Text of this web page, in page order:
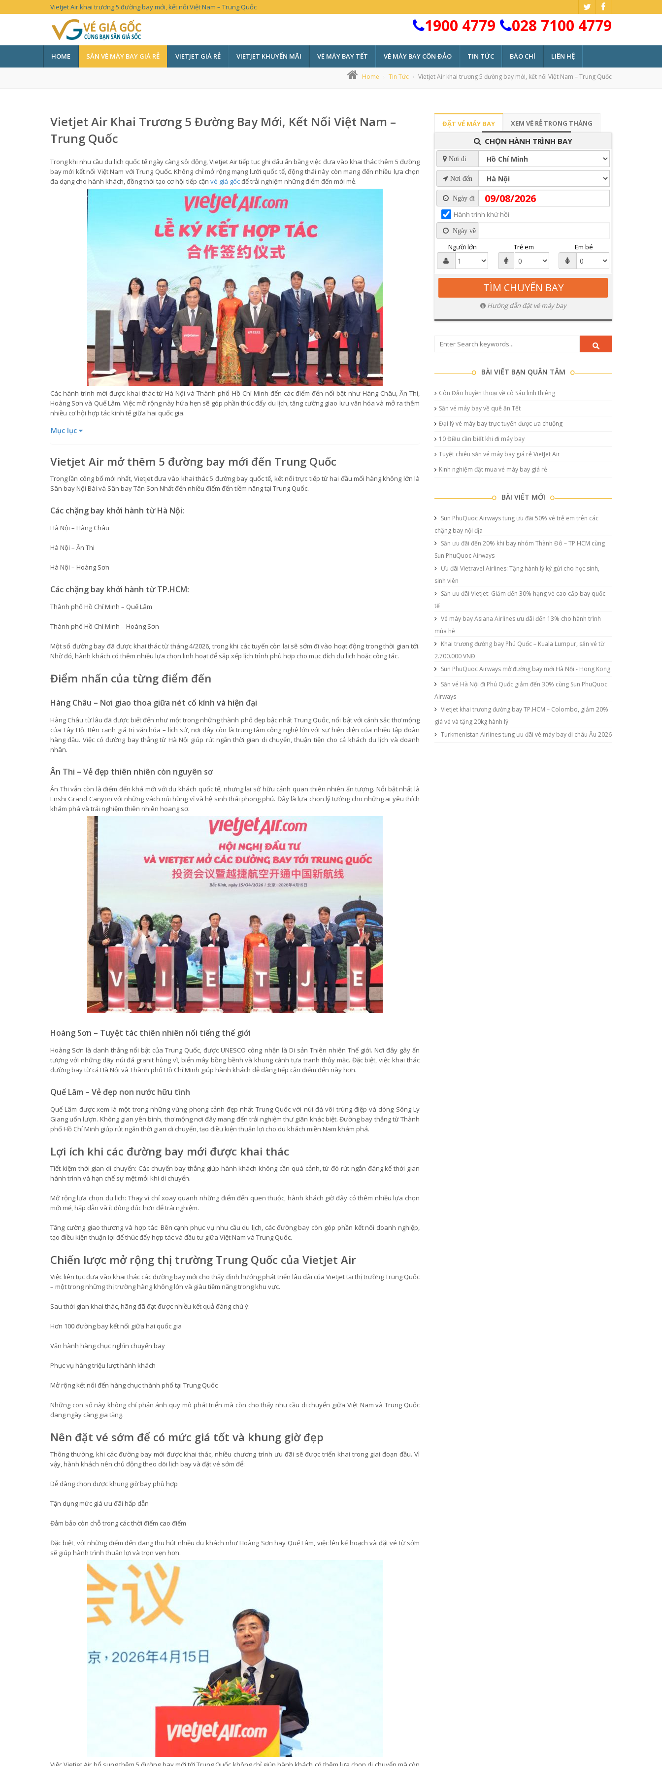
Vietjet Air khai trương 5 đường bay mới, kết nối Việt Nam – Trung Quốc
1900 4779 028 7100 4779
HOME SĂN VÉ MÁY BAY GIÁ RẺ VIETJET GIÁ RẺ VIETJET KHUYẾN MÃI VÉ MÁY BAY TẾT VÉ MÁY BAY CÔN ĐẢO TIN TỨC BÁO CHÍ LIÊN HỆ
Home Tin Tức Vietjet Air khai trương 5 đường bay mới, kết nối Việt Nam – Trung Quốc
Vietjet Air Khai Trương 5 Đường Bay Mới, Kết Nối Việt Nam –
Trung Quốc
Trong khi nhu cầu du lịch quốc tế ngày càng sôi động, Vietjet Air tiếp tục ghi dấu ấn bằng việc đưa vào khai thác thêm 5 đường
bay mới kết nối Việt Nam với Trung Quốc. Không chỉ mở rộng mạng lưới quốc tế, động thái này còn mang đến nhiều lựa chọn
đa dạng cho hành khách, đồng thời tạo cơ hội tiếp cận vé giá gốcđể trải nghiệm những điểm đến mới mẻ.
Các hành trình mới được khai thác từ Hà Nội và Thành phố Hồ Chí Minh đến các điểm đến nổi bật như Hàng Châu, Ân Thi,
Hoàng Sơn và Quế Lâm. Việc mở rộng này hứa hẹn sẽ góp phần thúc đẩy du lịch, tăng cường giao lưu văn hóa và mở ra thêm
nhiều cơ hội hợp tác kinh tế giữa hai quốc gia.
Mục lục
Vietjet Air mở thêm 5 đường bay mới đến Trung Quốc
Trong lần công bố mới nhất, Vietjet đưa vào khai thác 5 đường bay quốc tế, kết nối trực tiếp từ hai đầu mối hàng không lớn là
Sân bay Nội Bài và Sân bay Tân Sơn Nhất đến nhiều điểm đến tiềm năng tại Trung Quốc.
Các chặng bay khởi hành từ Hà Nội:
Hà Nội – Hàng Châu
Hà Nội – Ân Thi
Hà Nội – Hoàng Sơn
Các chặng bay khởi hành từ TP.HCM:
Thành phố Hồ Chí Minh – Quế Lâm
Thành phố Hồ Chí Minh – Hoàng Sơn
Một số đường bay đã được khai thác từ tháng 4/2026, trong khi các tuyến còn lại sẽ sớm đi vào hoạt động trong thời gian tới.
Nhờ đó, hành khách có thêm nhiều lựa chọn linh hoạt để sắp xếp lịch trình phù hợp cho mục đích du lịch hoặc công tác.
Điểm nhấn của từng điểm đến
Hàng Châu – Nơi giao thoa giữa nét cổ kính và hiện đại
Hàng Châu từ lâu đã được biết đến như một trong những thành phố đẹp bậc nhất Trung Quốc, nổi bật với cảnh sắc thơ mộng
của Tây Hồ. Bên cạnh giá trị văn hóa – lịch sử, nơi đây còn là trung tâm công nghệ lớn với sự hiện diện của nhiều tập đoàn
hàng đầu. Việc có đường bay thẳng từ Hà Nội giúp rút ngắn thời gian di chuyển, thuận tiện cho cả khách du lịch và doanh
nhân.
Ân Thi – Vẻ đẹp thiên nhiên còn nguyên sơ
Ân Thi vẫn còn là điểm đến khá mới với du khách quốc tế, nhưng lại sở hữu cảnh quan thiên nhiên ấn tượng. Nổi bật nhất là
Enshi Grand Canyon với những vách núi hùng vĩ và hệ sinh thái phong phú. Đây là lựa chọn lý tưởng cho những ai yêu thích
khám phá và trải nghiệm thiên nhiên hoang sơ.
Hoàng Sơn – Tuyệt tác thiên nhiên nổi tiếng thế giới
Hoàng Sơn là danh thắng nổi bật của Trung Quốc, được UNESCO công nhận là Di sản Thiên nhiên Thế giới. Nơi đây gây ấn
tượng với những dãy núi đá granit hùng vĩ, biển mây bồng bềnh và khung cảnh tựa tranh thủy mặc. Đặc biệt, việc khai thác
đường bay từ cả Hà Nội và Thành phố Hồ Chí Minh giúp hành khách dễ dàng tiếp cận điểm đến này hơn.
Quế Lâm – Vẻ đẹp non nước hữu tình
Quế Lâm được xem là một trong những vùng phong cảnh đẹp nhất Trung Quốc với núi đá vôi trùng điệp và dòng Sông Ly
Giang uốn lượn. Không gian yên bình, thơ mộng nơi đây mang đến trải nghiệm thư giãn khác biệt. Đường bay thẳng từ Thành
phố Hồ Chí Minh giúp rút ngắn thời gian di chuyển, tạo điều kiện thuận lợi cho du khách miền Nam khám phá.
Lợi ích khi các đường bay mới được khai thác
Tiết kiệm thời gian di chuyển: Các chuyến bay thẳng giúp hành khách không cần quá cảnh, từ đó rút ngắn đáng kể thời gian
hành trình và hạn chế sự mệt mỏi khi di chuyển.
Mở rộng lựa chọn du lịch: Thay vì chỉ xoay quanh những điểm đến quen thuộc, hành khách giờ đây có thêm nhiều lựa chọn
mới mẻ, hấp dẫn và ít đông đúc hơn để trải nghiệm.
Tăng cường giao thương và hợp tác: Bên cạnh phục vụ nhu cầu du lịch, các đường bay còn góp phần kết nối doanh nghiệp,
tạo điều kiện thuận lợi để thúc đẩy hợp tác và đầu tư giữa Việt Nam và Trung Quốc.
Chiến lược mở rộng thị trường Trung Quốc của Vietjet Air
Việc liên tục đưa vào khai thác các đường bay mới cho thấy định hướng phát triển lâu dài của Vietjet tại thị trường Trung Quốc
– một trong những thị trường hàng không lớn và giàu tiềm năng trong khu vực.
Sau thời gian khai thác, hãng đã đạt được nhiều kết quả đáng chú ý:
Hơn 100 đường bay kết nối giữa hai quốc gia
Vận hành hàng chục nghìn chuyến bay
Phục vụ hàng triệu lượt hành khách
Mở rộng kết nối đến hàng chục thành phố tại Trung Quốc
Những con số này không chỉ phản ánh quy mô phát triển mà còn cho thấy nhu cầu di chuyển giữa Việt Nam và Trung Quốc
đang ngày càng gia tăng.
Nên đặt vé sớm để có mức giá tốt và khung giờ đẹp
Thông thường, khi các đường bay mới được khai thác, nhiều chương trình ưu đãi sẽ được triển khai trong giai đoạn đầu. Vì
vậy, hành khách nên chủ động theo dõi lịch bay và đặt vé sớm để:
Dễ dàng chọn được khung giờ bay phù hợp
Tận dụng mức giá ưu đãi hấp dẫn
Đảm bảo còn chỗ trong các thời điểm cao điểm
Đặc biệt, với những điểm đến đang thu hút nhiều du khách như Hoàng Sơn hay Quế Lâm, việc lên kế hoạch và đặt vé từ sớm
sẽ giúp hành trình thuận lợi và trọn vẹn hơn.
ĐẶT VÉ MÁY BAY XEM VÉ RẺ TRONG THÁNG
CHỌN HÀNH TRÌNH BAY
Nơi đi
Nơi đến
Ngày đi
Hành trình khứ hồi
Ngày về
Người lớn Trẻ em Em bé
Hướng dẫn đặt vé máy bay
BÀI VIẾT BẠN QUÂN TÂM
Côn Đảo huyền thoại về cô Sáu linh thiêng
Săn vé máy bay về quê ăn Tết
Đại lý vé máy bay trực tuyến được ưa chuộng
10 Điều cần biết khi đi máy bay
Tuyệt chiêu săn vé máy bay giá rẻ VietJet Air
Kinh nghiệm đặt mua vé máy bay giá rẻ
BÀI VIẾT MỚI
Sun PhuQuoc Airways tung ưu đãi 50% vé trẻ em trên các
chặng bay nội địa
Săn ưu đãi đến 20% khi bay nhóm Thành Đô – TP.HCM cùng
Sun PhuQuoc Airways
Ưu đãi Vietravel Airlines: Tặng hành lý ký gửi cho học sinh,
sinh viên
Săn ưu đãi Vietjet: Giảm đến 30% hạng vé cao cấp bay quốc
tế
Vé máy bay Asiana Airlines ưu đãi đến 13% cho hành trình
mùa hè
Khai trương đường bay Phú Quốc – Kuala Lumpur, săn vé từ
2.700.000 VNĐ
Sun PhuQuoc Airways mở đường bay mới Hà Nội - Hong Kong
Săn vé Hà Nội đi Phú Quốc giảm đến 30% cùng Sun PhuQuoc
Airways
Vietjet khai trương đường bay TP.HCM – Colombo, giảm 20%
giá vé và tặng 20kg hành lý
Turkmenistan Airlines tung ưu đãi vé máy bay đi châu Âu 2026